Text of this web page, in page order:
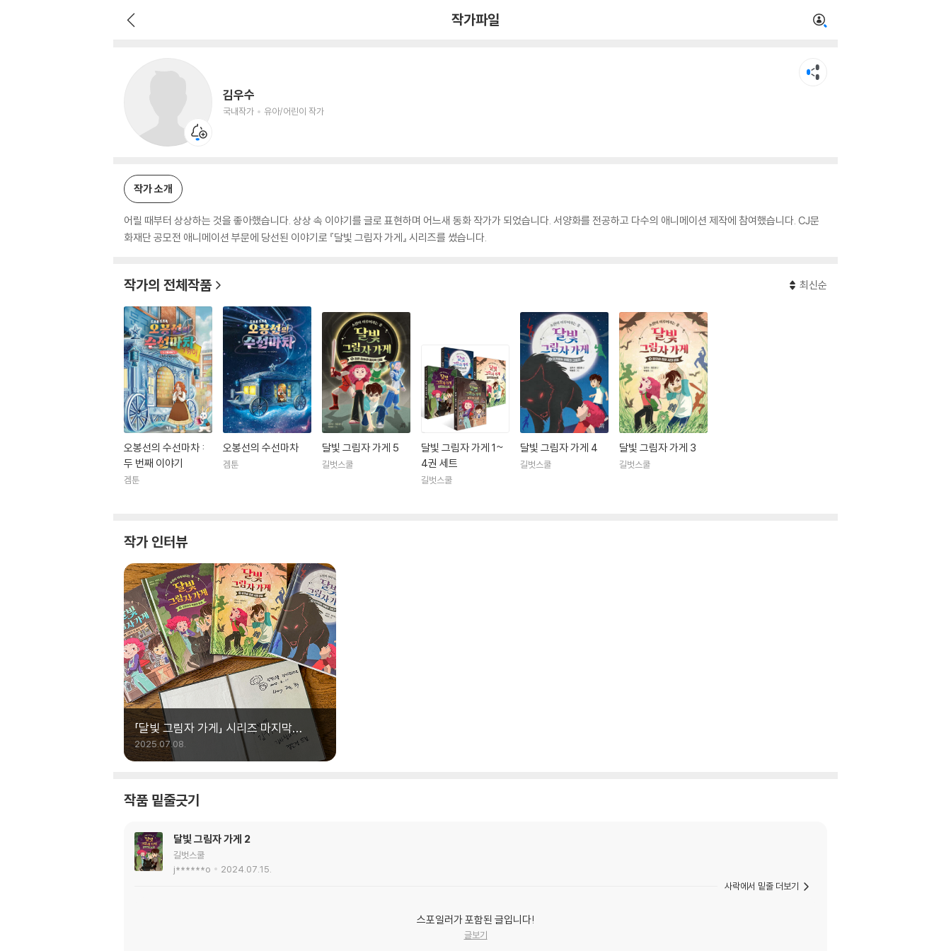
작가파일
김우수
국내작가 유아/어린이 작가
작가 소개
어릴 때부터 상상하는 것을 좋아했습니다. 상상 속 이야기를 글로 표현하며 어느새 동화 작가가 되었습니다. 서양화를 전공하고 다수의 애니메이션 제작에 참여했습니다. CJ문
화재단 공모전 애니메이션 부문에 당선된 이야기로 『달빛 그림자 가게』 시리즈를 썼습니다.
작가의 전체작품 최신순
오봉선의 수선마차 :
두 번째 이야기
겜툰
오봉선의 수선마차
겜툰
달빛 그림자 가게 5
길벗스쿨
달빛 그림자 가게 1~
4권 세트
길벗스쿨
달빛 그림자 가게 4
길벗스쿨
달빛 그림자 가게 3
길벗스쿨
작가 인터뷰
「달빛 그림자 가게」 시리즈 마지막
이야기
2025.07.08.
작품 밑줄긋기
달빛 그림자 가게 2
길벗스쿨
j******o
2024.07.15.
사락에서 밑줄 더보기
스포일러가 포함된 글입니다!
글보기